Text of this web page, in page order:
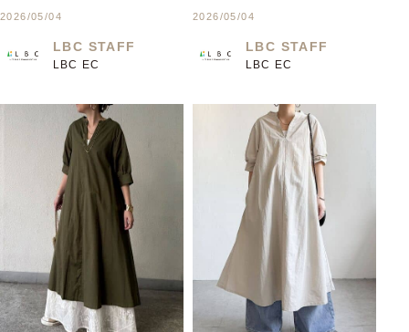
2026/05/04
LBC STAFF
LBC EC
2026/05/04
LBC STAFF
LBC EC